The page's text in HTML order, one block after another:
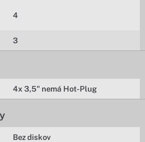
4
3
4x 3,5" nemá Hot-Plug
Bez diskov